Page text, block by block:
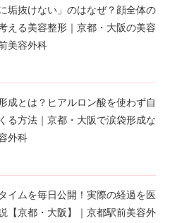
垢抜けない」のはなぜ？顔全体の
える美容整形｜京都・大阪の美容
美容外科
成とは？ヒアルロン酸を使わず自
る方法｜京都・大阪で涙袋形成な
外科
イムを毎日公開！実際の経過を医
【京都・大阪】｜京都駅前美容外